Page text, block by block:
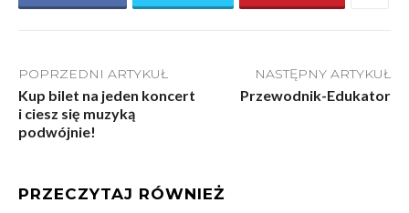
POPRZEDNI ARTYKUŁ
Kup bilet na jeden koncert
i ciesz się muzyką
podwójnie!
NASTĘPNY ARTYKUŁ
Przewodnik-Edukator
PRZECZYTAJ RÓWNIEŻ